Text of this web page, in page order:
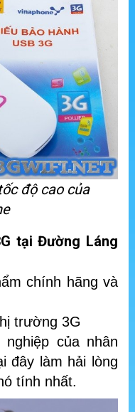
độ cao của
tại Đường Láng
chính hãng và
trường 3G
của nhân
đây làm hải lòng
tính nhất.